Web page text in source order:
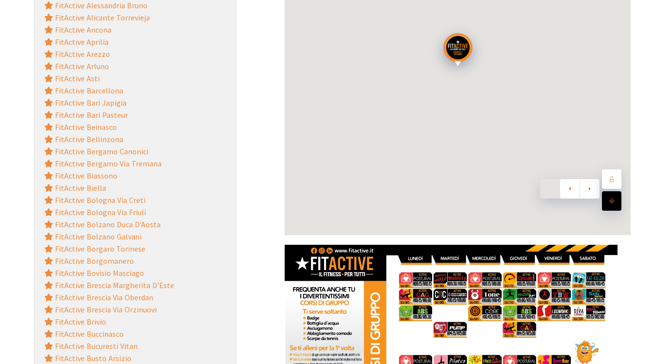
FitActive Alessandria Bruno
FitActive Alicante Torrevieja
FitActive Ancona
FitActive Aprilia
FitActive Arezzo
FitActive Arluno
FitActive Asti
FitActive Barcellona
FitActive Bari Japigia
FitActive Bari Pasteur
FitActive Beinasco
FitActive Bellinzona
FitActive Bergamo Canonici
FitActive Bergamo Via Tremana
FitActive Biassono
FitActive Biella
FitActive Bologna Via Creti
FitActive Bologna Via Friuli
FitActive Bolzano Duca D'Aosta
FitActive Bolzano Galvani
FitActive Borgaro Torinese
FitActive Borgomanero
FitActive Bovisio Masciago
FitActive Brescia Margherita D'Este
FitActive Brescia Via Oberdan
FitActive Brescia Via Orzinuovi
FitActive Brivio
FitActive Buccinasco
FitActive Bucuresti Vitan
FitActive Busto Arsizio